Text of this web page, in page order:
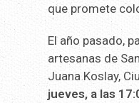
que promete
El año pasado,
artesanas de
Juana Koslay,
jueves, a las